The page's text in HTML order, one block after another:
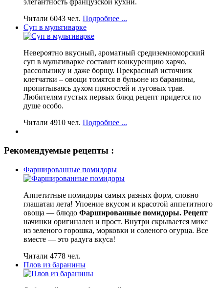
элегантность французской кухни.
Читали 6043 чел. Подробнее ...
Суп в мультиварке
Невероятно вкусный, ароматный средиземноморский
суп в мультиварке составит конкуренцию харчо,
рассольнику и даже борщу. Прекрасный источник
клетчатки – овощи томятся в бульоне из баранины,
пропитываясь духом пряностей и луговых трав.
Любителям густых первых блюд рецепт придется по
душе особо.
Читали 4910 чел. Подробнее ...
Рекомендуемые рецепты :
Фаршированные помидоры
Аппетитные помидоры самых разных форм, словно
глашатаи лета! Упоение вкусом и красотой аппетитного
овоща — блюдо Фаршированные помидоры. Рецепт
начинки оригинален и прост. Внутри скрывается микс
из зеленого горошка, морковки и соленого огурца. Все
вместе — это радуга вкуса!
Читали 4778 чел.
Плов из баранины